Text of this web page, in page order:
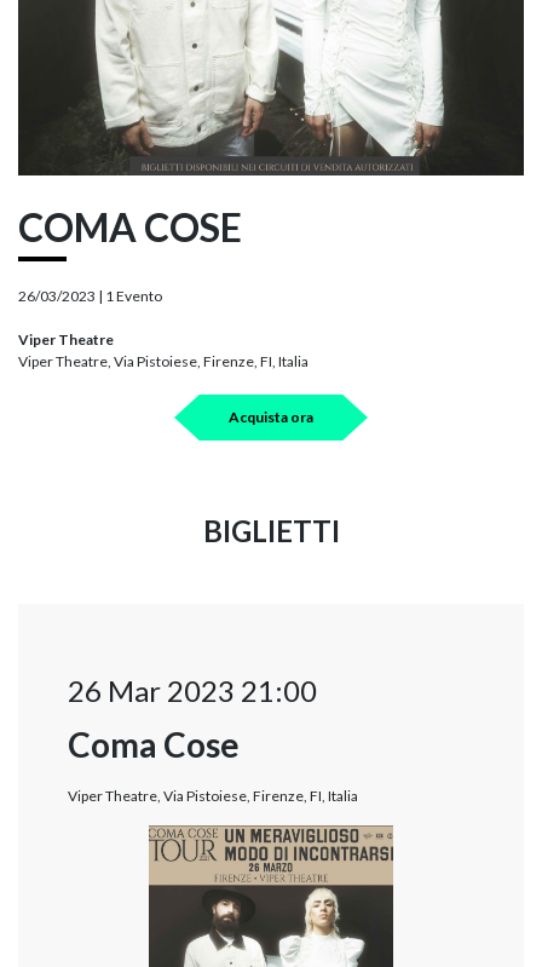
COMA COSE
26/03/2023 | 1 Evento
Viper Theatre
Viper Theatre, Via Pistoiese, Firenze, FI, Italia
Acquista ora
BIGLIETTI
26 Mar 2023 21:00
Coma Cose
Viper Theatre, Via Pistoiese, Firenze, FI, Italia